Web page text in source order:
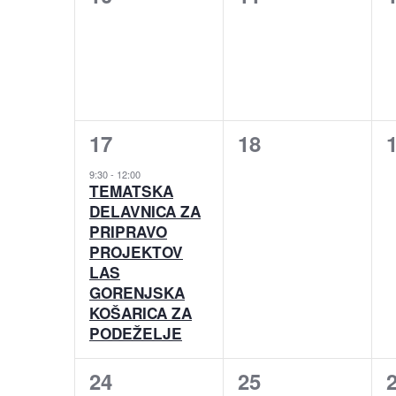
1
dogodek,
17
9:30- 12:00
TEMATSKA
DELAVNICA ZA
PRIPRAVO
PROJEKTOV
LAS
GORENJSKA
KOŠARICA ZA
PODEŽELJE
0
18
0
0
24
0
25
0